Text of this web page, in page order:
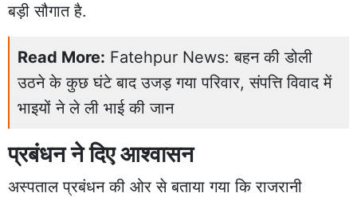
बड़ी सौगात है.
Read More: Fatehpur News: बहन की डोली
उठने के कुछ घंटे बाद उजड़ गया परिवार, संपत्ति विवाद में
भाइयों ने ले ली भाई की जान
प्रबंधन ने दिए आश्वासन
अस्पताल प्रबंधन की ओर से बताया गया कि राजरानी